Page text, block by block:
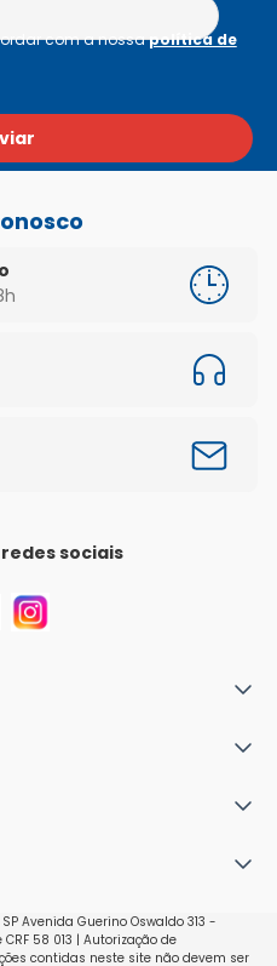
com a nossapolítica de
sociais
Avenida Guerino Oswaldo 313 -
58 013 | Autorização de
contidas neste site não devem ser